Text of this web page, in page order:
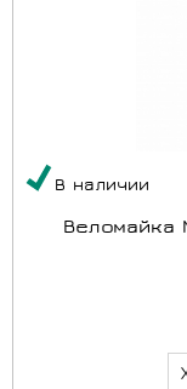
В наличии
Веломайка